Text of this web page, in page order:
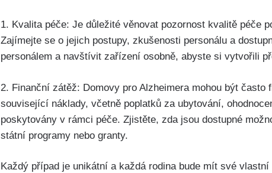
1. Kvalita péče: Je důležité věnovat pozornost kvalitě péče
Zajímejte se o jejich postupy, zkušenosti personálu a
personálem a navštívit zařízení osobně, abyste si vytvořili
2. Finanční zátěž: Domovy pro Alzheimera mohou být
související náklady, včetně poplatků za ubytování,
poskytovány v rámci péče. Zjistěte, zda jsou dostupné
státní programy nebo granty.
Každý případ je unikátní a každá rodina bude mít své